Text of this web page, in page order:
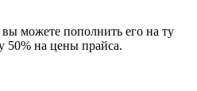
можете пополнить его на ту
50% на цены прайса.